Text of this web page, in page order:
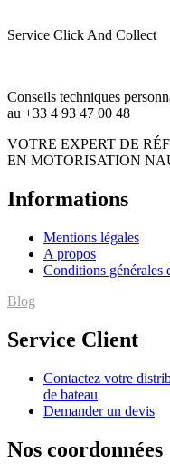
Service Click And Collect
Conseils techniques
au +33 4 93 47 00 48
VOTRE EXPERT DE
EN MOTORISATION
Informations
Mentions légales
A propos
Conditions générales
Blog
Service Client
Contactez votre
de bateau
Demander un devis
Nos coordonnées